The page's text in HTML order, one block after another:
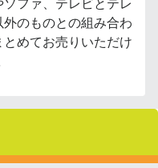
ファ、テレビとテレ
のものとの組み合わ
めてお売りいただけ